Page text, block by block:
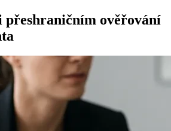
ověřování